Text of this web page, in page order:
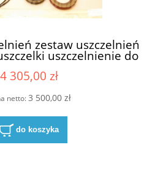
zestaw uszczelnień
uszczelnienie do
Hydreco David Brown
4 305,00 zł
netto:3 500,00 zł
do koszyka